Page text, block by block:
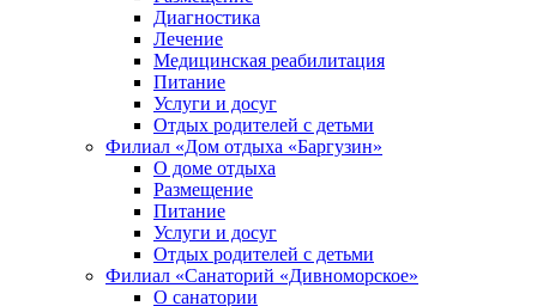
Диагностика
Лечение
Медицинская реабилитация
Питание
Услуги и досуг
Отдых родителей с детьми
Филиал «Дом отдыха «Баргузин»
О доме отдыха
Размещение
Питание
Услуги и досуг
Отдых родителей с детьми
Филиал «Санаторий «Дивноморское»
О санатории